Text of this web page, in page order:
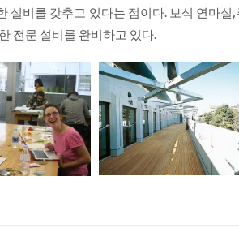
설비를 갖추고 있다는 점이다. 보석 연마실
전문 설비를 완비하고 있다.